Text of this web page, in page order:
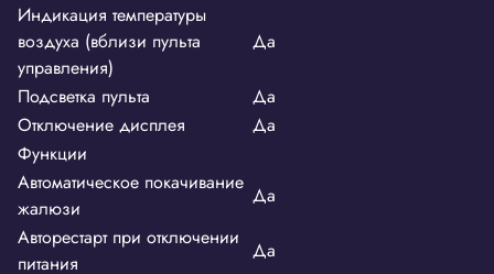
Индикация температуры
воздуха (вблизи пульта
управления)
Да
Подсветка пульта
Да
Отключение дисплея
Да
Функции
Автоматическое покачивание
жалюзи
Да
Авторестарт при отключении
питания
Да